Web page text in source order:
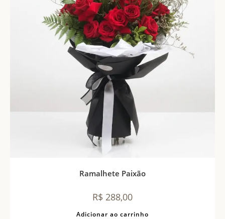
Ramalhete Paixão
R$ 288,00
Adicionar ao carrinho